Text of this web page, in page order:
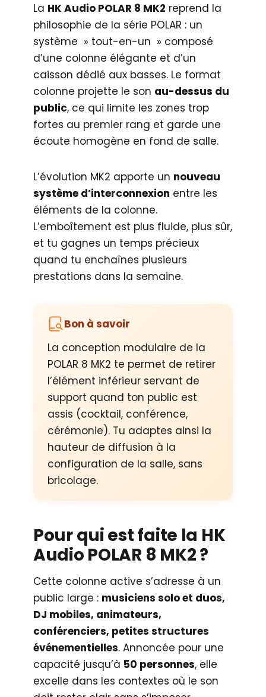
La HK Audio POLAR 8 MK2 reprend la
philosophie de la série POLAR : un
système » tout-en-un » composé
d’une colonne élégante et d’un
caisson dédié aux basses. Le format
colonne projette le son au-dessus du
public, ce qui limite les zones trop
fortes au premier rang et garde une
écoute homogène en fond de salle.
L’évolution MK2 apporte un nouveau
système d’interconnexion entre les
éléments de la colonne.
L’emboîtement est plus fluide, plus sûr,
et tu gagnes un temps précieux
quand tu enchaînes plusieurs
prestations dans la semaine.
Bon à savoir
La conception modulaire de la
POLAR 8 MK2 te permet de retirer
l’élément inférieur servant de
support quand ton public est
assis (cocktail, conférence,
cérémonie). Tu adaptes ainsi la
hauteur de diffusion à la
configuration de la salle, sans
bricolage.
Pour qui est faite la HK
Audio POLAR 8 MK2 ?
Cette colonne active s’adresse à un
public large : musiciens solo et duos,
DJ mobiles, animateurs,
conférenciers, petites structures
événementielles. Annoncée pour une
capacité jusqu’à 50 personnes, elle
excelle dans les contextes où le son